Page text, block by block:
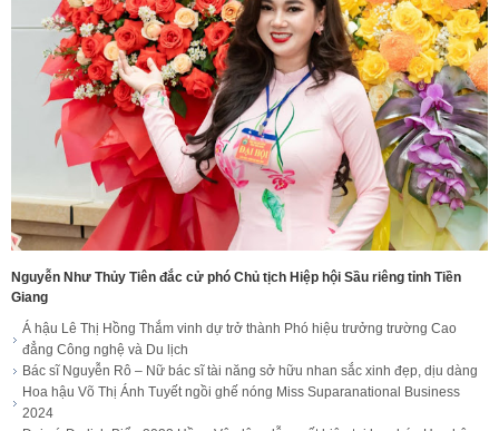
Nguyễn Như Thủy Tiên đắc cử phó Chủ tịch Hiệp hội Sầu riêng tỉnh Tiền
Giang
Á hậu Lê Thị Hồng Thắm vinh dự trở thành Phó hiệu trưởng trường Cao
đẳng Công nghệ và Du lịch
Bác sĩ Nguyễn Rô – Nữ bác sĩ tài năng sở hữu nhan sắc xinh đẹp, dịu dàng
Hoa hậu Võ Thị Ánh Tuyết ngồi ghế nóng Miss Suparanational Business
2024